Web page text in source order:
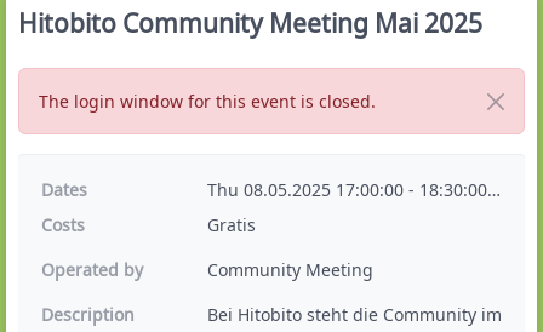
Hitobito Community Meeting Mai 2025
The login window for this event is closed.
Dates Thu 08.05.2025 17:00:00 - 18:30:00
Costs
Gratis
Operated by
Community Meeting
Description
Bei Hitobito steht die Community im